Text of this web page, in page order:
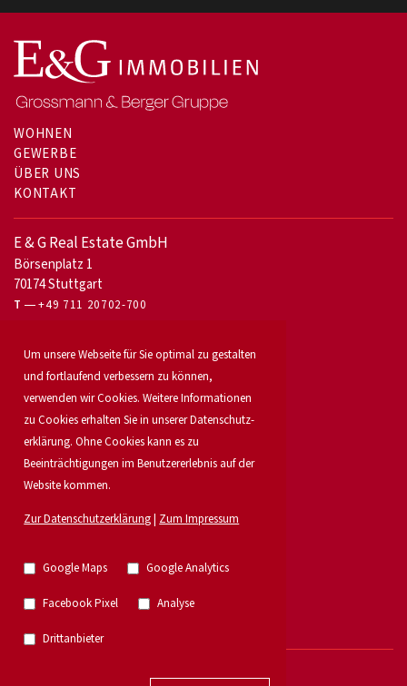
WOHNEN
GEWERBE
ÜBER UNS
KONTAKT
E & G Real Estate GmbH
Börsenplatz 1
70174 Stuttgart
T +49 711 20702-700
Für Eigentümer
Unser Service
Objekt anbieten
Für Bauträger
Industrie & Logistik
Standorte
Suchauftrag
Karriere
Research
German Property Partners
Um unsere Webseite für Sie optimal zu gestalten
und fortlaufend verbessern zu können,
verwenden wir Cookies. Weitere Informationen
zu Cookies erhalten Sie in unserer Daten­schutz­
erklärung. Ohne Cookies kann es zu
Beeinträchtigungen im Benutzererlebnis auf der
Website kommen.
Zur Datenschutzerklärung Zum Impressum
Google Maps Google Analytics
Facebook Pixel Analyse
Drittanbieter